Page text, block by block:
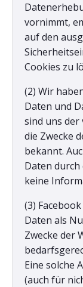
vornimmt,
auf den
Cookies zu
(2) Wir
Daten und
sind uns
die Zwecke
bekannt.
Daten
keine
(3)
Daten als
Zwecke der
Eine solche
(auch für